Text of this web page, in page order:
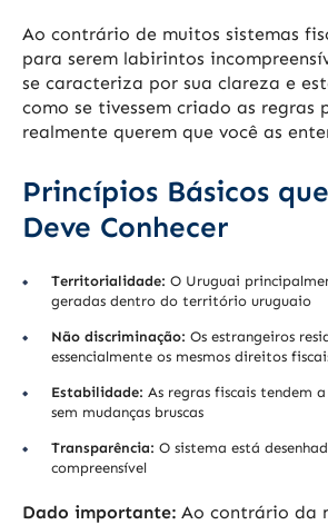
Ao contrário de muitos sistemas
para serem labirintos
se caracteriza por sua clareza e
como se tivessem criado as regras
realmente querem que você as
Princípios Básicos
Deve Conhecer
Territorialidade: O Uruguai
geradas dentro do território uruguaio
Não discriminação: Os estrangeiros
essencialmente os mesmos direitos
Estabilidade: As regras fiscais tendem
sem mudanças bruscas
Transparência: O sistema está
compreensível
Dado importante: Ao contrário da